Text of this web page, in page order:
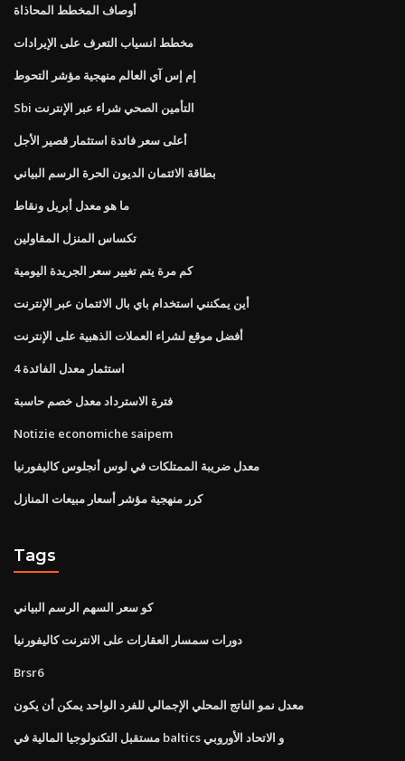
أوصاف المخطط المحاذاة
مخطط انسياب التعرف على الإيرادات
إم إس آي العالم منهجية مؤشر التحوط
Sbi التأمين الصحي شراء عبر الإنترنت
أعلى سعر فائدة استثمار قصير الأجل
بطاقة الائتمان الديون الحرة الرسم البياني
ما هو معدل أبريل ونقاط
تكساس المنزل المقاولين
كم مرة يتم تغيير سعر الجريدة اليومية
أين يمكنني استخدام باي بال الائتمان عبر الإنترنت
أفضل موقع لشراء العملات الذهبية على الإنترنت
4 استثمار معدل الفائدة
فترة الاسترداد معدل خصم حاسبة
Notizie economiche saipem
معدل ضريبة الممتلكات في لوس أنجلوس كاليفورنيا
كرر منهجية مؤشر أسعار مبيعات المنازل
Tags
كو سعر السهم الرسم البياني
دورات سمسار العقارات على الانترنت كاليفورنيا
Brsr6
معدل نمو الناتج المحلي الإجمالي للفرد الواحد يمكن أن يكون
مستقبل التكنولوجيا المالية في baltics و الاتحاد الأوروبي